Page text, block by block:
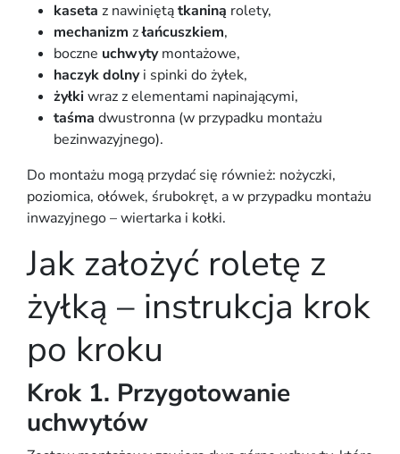
kaseta z nawiniętątkaniną rolety,
mechanizm złańcuszkiem,
boczne uchwytymontażowe,
haczyk dolnyi spinki do żyłek,
żyłkiwraz z elementami napinającymi,
taśma dwustronna (w przypadku montażu
bezinwazyjnego).
Do montażu mogą przydać się również: nożyczki,
poziomica, ołówek, śrubokręt, a w przypadku montażu
inwazyjnego –wiertarka i kołki.
Jak założyć roletę z
żyłką – instrukcja krok
po kroku
Krok 1. Przygotowanie
uchwytów